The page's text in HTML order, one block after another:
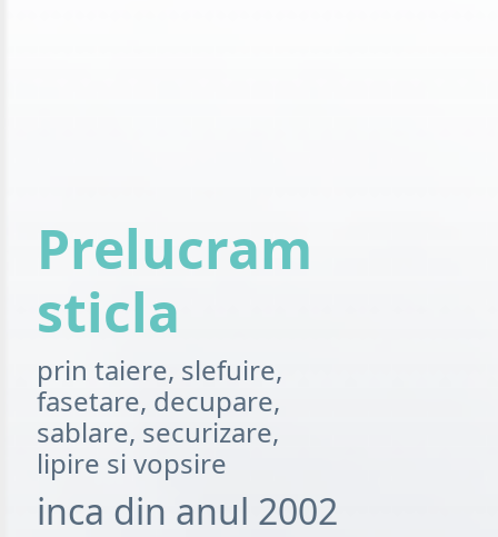
Prelucram
sticla
prin taiere, slefuire,
fasetare, decupare,
sablare, securizare,
lipire si vopsire
inca din anul 2002